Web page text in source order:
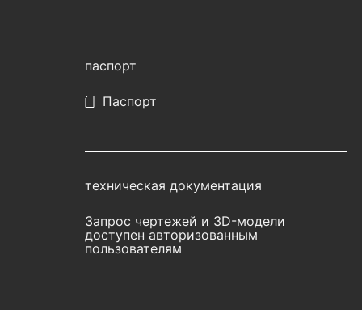
паспорт
Паспорт
техническая документация
Запрос чертежей и 3D-модели
доступен авторизованным
пользователям